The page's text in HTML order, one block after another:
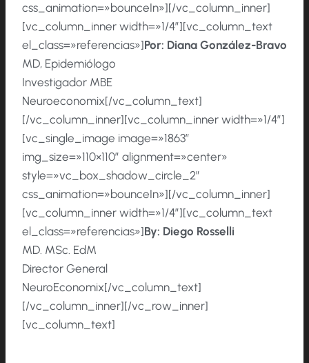
css_animation=»bounceIn»][/vc_column_inner]
[vc_column_inner width=»1/4″][vc_column_text
el_class=»referencias»]Por: Diana González-Bravo
MD, Epidemiólogo
Investigador MBE
Neuroeconomix[/vc_column_text]
[/vc_column_inner][vc_column_inner width=»1/4″]
[vc_single_image image=»1863″
img_size=»110×110″ alignment=»center»
style=»vc_box_shadow_circle_2″
css_animation=»bounceIn»][/vc_column_inner]
[vc_column_inner width=»1/4″][vc_column_text
el_class=»referencias»]By: Diego Rosselli
MD. MSc. EdM
Director General
NeuroEconomix[/vc_column_text]
[/vc_column_inner][/vc_row_inner]
[vc_column_text]